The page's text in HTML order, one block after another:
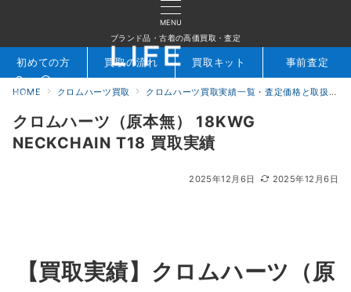
MENU
ブランド品・古着の高価買取・査定
検索 お問合せ
初めての方 買取の流れ 買取キット 事前査定
HOME クロムハーツ買取 クロムハーツ買取実績一覧・査定価格と取扱アイテムを公開｜ブランド買取専門店LIFE
クロムハーツ（原本無） 18KWG
NECKCHAIN T18 買取実績
2025年12月6日 2025年12月6日
【買取実績】 クロムハーツ（原